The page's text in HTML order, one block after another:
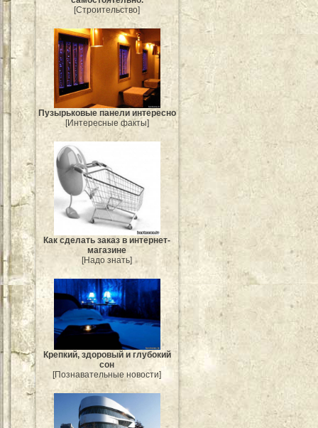
[Строительство]
Пузырьковые панели интересно
[Интересные факты]
Как сделать заказ в интернет-
магазине
[Надо знать]
Крепкий, здоровый и глубокий
сон
[Познавательные новости]